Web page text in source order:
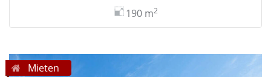
190 m2
Mieten